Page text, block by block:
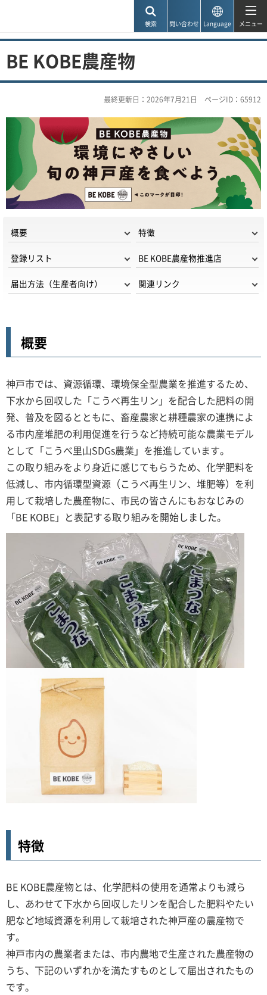
検索 問い合わせ Language メニュー
BE KOBE農産物
最終更新日：2026年7月21日 ページID：65912
概要 特徴
登録リスト BE KOBE農産物推進店
届出方法（生産者向け） 関連リンク
概要
神戸市では、資源循環、環境保全型農業を推進するため、
下水から回収した「こうべ再生リン」を配合した肥料の開
発、普及を図るとともに、畜産農家と耕種農家の連携によ
る市内産堆肥の利用促進を行うなど持続可能な農業モデル
として「こうべ里山SDGs農業」を推進しています。
この取り組みをより身近に感じてもらうため、化学肥料を
低減し、市内循環型資源（こうべ再生リン、堆肥等）を利
用して栽培した農産物に、市民の皆さんにもおなじみの
「BE KOBE」と表記する取り組みを開始しました。
特徴
BE KOBE農産物とは、化学肥料の使用を通常よりも減ら
し、あわせて下水から回収したリンを配合した肥料やたい
肥など地域資源を利用して栽培された神戸産の農産物で
す。
神戸市内の農業者または、市内農地で生産された農産物の
うち、下記のいずれかを満たすものとして届出されたもの
です。